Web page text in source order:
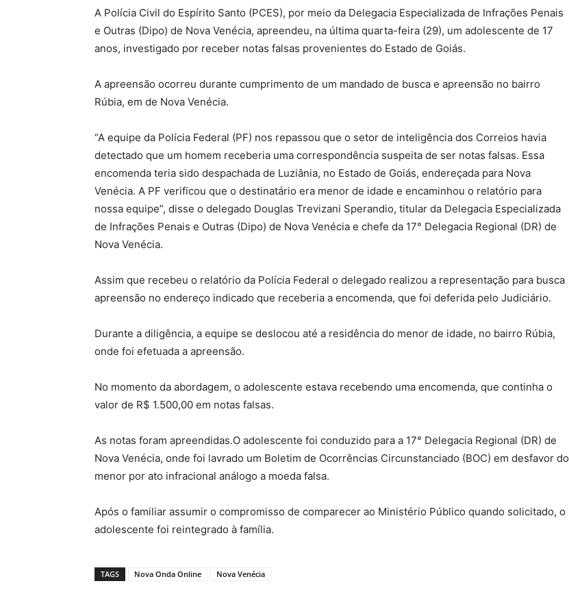
A Polícia Civil do Espírito Santo (PCES), por meio da Delegacia Especializada de Infrações Penais
e Outras (Dipo) de Nova Venécia, apreendeu, na última quarta-feira (29), um adolescente de 17
anos, investigado por receber notas falsas provenientes do Estado de Goiás.
A apreensão ocorreu durante cumprimento de um mandado de busca e apreensão no bairro
Rúbia, em de Nova Venécia.
“A equipe da Polícia Federal (PF) nos repassou que o setor de inteligência dos Correios havia
detectado que um homem receberia uma correspondência suspeita de ser notas falsas. Essa
encomenda teria sido despachada de Luziânia, no Estado de Goiás, endereçada para Nova
Venécia. A PF verificou que o destinatário era menor de idade e encaminhou o relatório para
nossa equipe”, disse o delegado Douglas Trevizani Sperandio, titular da Delegacia Especializada
de Infrações Penais e Outras (Dipo) de Nova Venécia e chefe da 17° Delegacia Regional (DR) de
Nova Venécia.
Assim que recebeu o relatório da Polícia Federal o delegado realizou a representação para busca
apreensão no endereço indicado que receberia a encomenda, que foi deferida pelo Judiciário.
Durante a diligência, a equipe se deslocou até a residência do menor de idade, no bairro Rúbia,
onde foi efetuada a apreensão.
No momento da abordagem, o adolescente estava recebendo uma encomenda, que continha o
valor de R$ 1.500,00 em notas falsas.
As notas foram apreendidas.O adolescente foi conduzido para a 17° Delegacia Regional (DR) de
Nova Venécia, onde foi lavrado um Boletim de Ocorrências Circunstanciado (BOC) em desfavor do
menor por ato infracional análogo a moeda falsa.
Após o familiar assumir o compromisso de comparecer ao Ministério Público quando solicitado, o
adolescente foi reintegrado à família.
TAGS Nova Onda Online Nova Venécia